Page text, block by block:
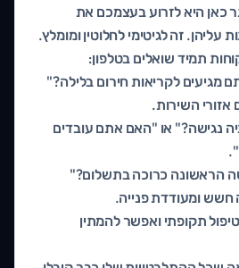
כאן היא לזרוע בעצמכם את
עליהן. זה לגיטימי לחלוטין ומומלץ.
תמיד שואלים בטלפון:
מגיעים לקריאות חירום בלילה?"
השירות.
נגישה?" או "האם אתם עובדים
הראשונה כרוכה בתשלום?"
ומעודדת פנייה.
תקופתי ואפשר להמתין